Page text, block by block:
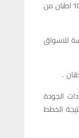
اعلنت شركة اور العامة اليوم الخميس عن تجهيز الاسواق المحلية في محافظة بغداد بـ 10 اطنان من
للاسواق
الجودة
الخطط